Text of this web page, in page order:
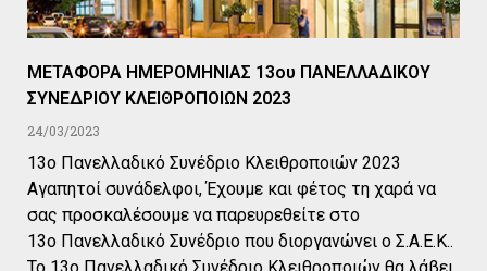
ΜΕΤΑΦΟΡΑ ΗΜΕΡΟΜΗΝΙΑΣ 13ου ΠΑΝΕΛΛΑΔΙΚΟΥ
ΣΥΝΕΔΡΙΟΥ ΚΛΕΙΘΡΟΠΟΙΩΝ 2023
24/03/2023
13ο Πανελλαδικό Συνέδριο Κλειθροποιών 2023
Αγαπητοί συνάδελφοι, Έχουμε και φέτος τη χαρά να
σας προσκαλέσουμε να παρευρεθείτε στο
13ο Πανελλαδικό Συνέδριο που διοργανώνει ο Σ.Α.Ε.Κ..